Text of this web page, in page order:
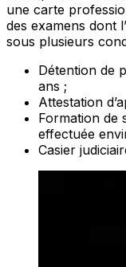
une carte
des examens dont
sous plusieurs
Détention de
ans ;
Attestation
Formation de
effectuée
Casier